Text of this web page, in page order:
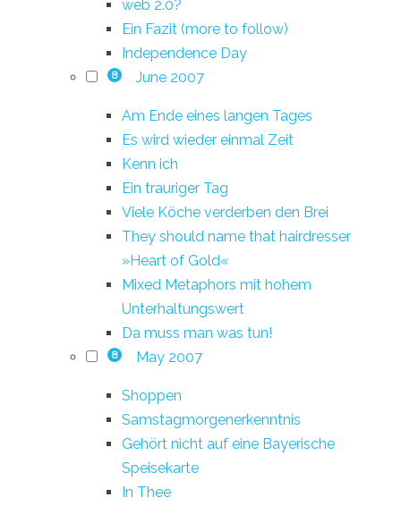
web 2.0?
Ein Fazit (more to follow)
Independence Day
8 June 2007
Am Ende eines langen Tages
Es wird wieder einmal Zeit
Kenn ich
Ein trauriger Tag
Viele Köche verderben den Brei
They should name that hairdresser
»Heart of Gold«
Mixed Metaphors mit hohem
Unterhaltungswert
Da muss man was tun!
8 May 2007
Shoppen
Samstagmorgenerkenntnis
Gehört nicht auf eine Bayerische
Speisekarte
In Thee